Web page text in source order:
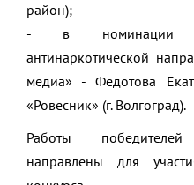
район);
- в номинации
антинаркотической
медиа» - Федотова
«Ровесник» (г. Волгоград).
Работы
направлены для